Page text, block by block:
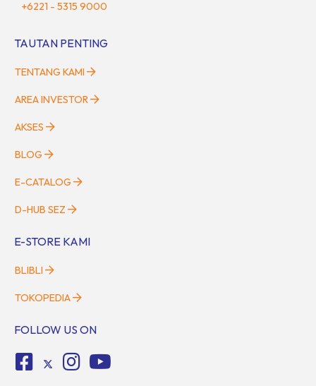
+6221 - 5315 9000
TAUTAN PENTING
TENTANG KAMI
AREA INVESTOR
AKSES
BLOG
E-CATALOG
D-HUB SEZ
E-STORE KAMI
BLIBLI
TOKOPEDIA
FOLLOW US ON